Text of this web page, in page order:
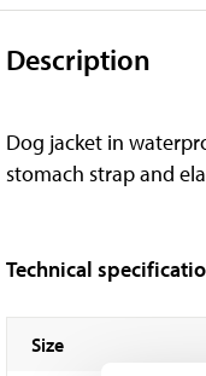
Description
Dog jacket in
stomach strap and
Technical
Size